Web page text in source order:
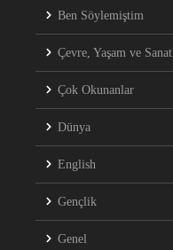
Ben Söylemiştim
Çevre, Yaşam ve Sanat
Çok Okunanlar
Dünya
English
Gençlik
Genel